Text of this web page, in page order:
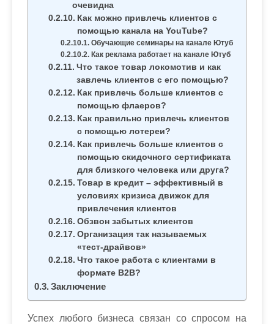
очевидна
Как можно привлечь клиентов с
помощью канала на YouTube?
Обучающие семинары на канале Ютуб
Как реклама работает на канале Ютуб
Что такое товар локомотив и как
завлечь клиентов с его помощью?
Как привлечь больше клиентов с
помощью флаеров?
Как правильно привлечь клиентов
с помощью лотереи?
Как привлечь больше клиентов с
помощью скидочного сертификата
для близкого человека или друга?
Товар в кредит – эффективный в
условиях кризиса движок для
привлечения клиентов
Обзвон забытых клиентов
Организация так называемых
«тест-драйвов»
Что такое работа с клиентами в
формате В2В?
Заключение
Успех любого бизнеса связан со спросом на